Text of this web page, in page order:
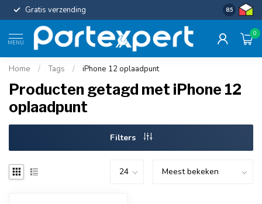
Gratis verzending Uniforme
8.5
MENU
0
Home / Tags / iPhone 12 oplaadpunt
Producten getagd met iPhone 12
oplaadpunt
Filters